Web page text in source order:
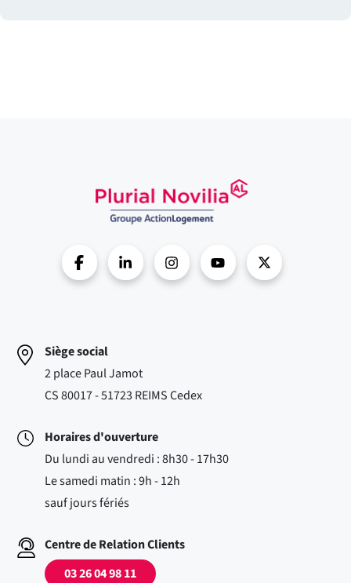
Siège social
2 place Paul Jamot
CS 80017 - 51723 REIMS Cedex
Horaires d'ouverture
Du lundi au vendredi : 8h30 - 17h30
Le samedi matin : 9h - 12h
sauf jours fériés
Centre de Relation Clients
03 26 04 98 11